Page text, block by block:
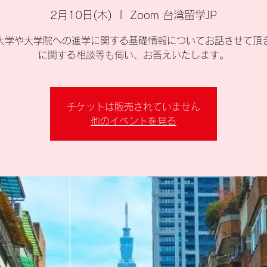
2月10日(木) Zoom 台湾留学JP
学や大学院への進学に関する基礎情報についてお話させて頂
に関する相談等も伺い、お答えいたします。
チケットは販売されていません
他のイベントを見る